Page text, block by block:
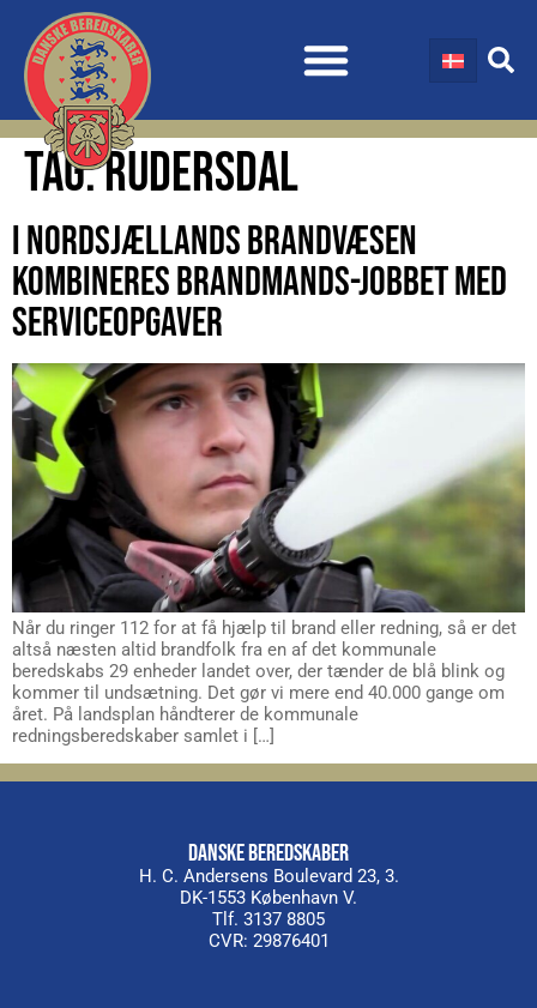
TAG:RUDERSDAL
I NORDSJÆLLANDS BRANDVÆSEN
KOMBINERES BRANDMANDS-JOBBET MED
SERVICEOPGAVER
Når du ringer 112 for at få hjælp til brand eller redning, så er det
altså næsten altid brandfolk fra en af det kommunale
beredskabs 29 enheder landet over, der tænder de blå blink og
kommer til undsætning. Det gør vi mere end 40.000 gange om
året. På landsplan håndterer de kommunale
redningsberedskaber samlet i […]
DANSKE BEREDSKABER
H. C. Andersens Boulevard 23, 3.
DK-1553 København V.
Tlf. 3137 8805
CVR: 29876401